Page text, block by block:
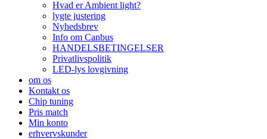
Hvad er Ambient light?
lygte justering
Nyhedsbrev
Info om Canbus
HANDELSBETINGELSER
Privatlivspolitik
LED-lys lovgivning
om os
Kontakt os
Chip tuning
Pris match
Min konto
erhvervskunder